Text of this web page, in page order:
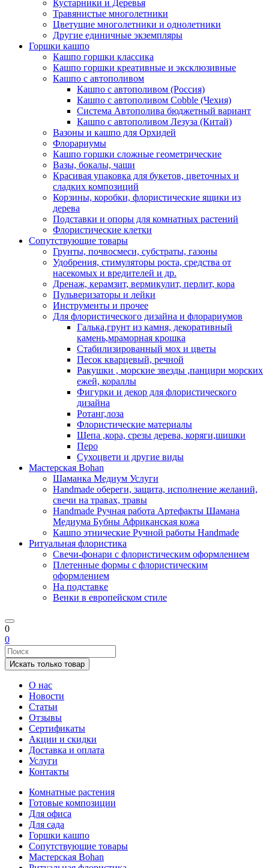
Кустарники и Деревья
Травянистые многолетники
Цветущие многолетники и однолетники
Другие единичные экземпляры
Горшки кашпо
Кашпо горшки классика
Кашпо горшки креативные и эксклюзивные
Кашпо с автополивом
Кашпо с автополивом (Россия)
Кашпо с автополивом Cobble (Чехия)
Система Автополива бюджетный вариант
Кашпо с автополивом Лезуза (Китай)
Вазоны и кашпо для Орхидей
Флорариумы
Кашпо горшки сложные геометрические
Вазы, бокалы, чаши
Красивая упаковка для букетов, цветочных и
сладких композиций
Корзины, коробки, флористические ящики из
дерева
Подставки и опоры для комнатных растений
Флористические клетки
Сопутствующие товары
Грунты, почвосмеси, субстраты, газоны
Удобрения, стимуляторы роста, средства от
насекомых и вредителей и др.
Дренаж, керамзит, вермикулит, перлит, кора
Пульверизаторы и лейки
Инструменты и прочее
Для флористического дизайна и флорариумов
Галька,грунт из камня, декоративный
камень,мраморная крошка
Стабилизированный мох и цветы
Песок кварцевый, речной
Ракушки , морские звезды ,панцири морских
ежей, кораллы
Фигурки и декор для флористического
дизайна
Ротанг,лоза
Флористические материалы
Щепа ,кора, срезы дерева, коряги,шишки
Перо
Сухоцвети и другие виды
Мастерская Bohan
Шаманка Медиум Услуги
Handmade обереги, защита, исполнение желаний,
свечи на травах, травы
Handmade Ручная работа Артефакты Шамана
Медиума Бубны Африканская кожа
Кашпо этнические Ручной работы Handmade
Ритуальная флористика
Свечи-фонари с флористическим оформлением
Плетенные формы с флористическим
оформлением
На подставке
Венки в европейском стиле
0
0
Искать только товар
О нас
Новости
Статьи
Отзывы
Сертификаты
Акции и скидки
Доставка и оплата
Услуги
Контакты
Комнатные растения
Готовые композиции
Для офиса
Для сада
Горшки кашпо
Сопутствующие товары
Мастерская Bohan